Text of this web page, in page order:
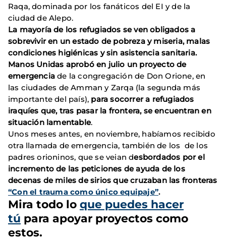
Raqa, dominada por los fanáticos del EI y de la
ciudad de Alepo.
La mayoría de los refugiados se ven obligados a
sobrevivir en un estado de pobreza y miseria, malas
condiciones higiénicas y sin asistencia sanitaria.
Manos Unidas aprobó en julio un proyecto de
emergencia de la congregación de Don Orione, en
las ciudades de Amman y Zarqa (la segunda más
importante del país), para socorrer a refugiados
iraquíes que, tras pasar la frontera, se encuentran en
situación lamentable.
Unos meses antes, en noviembre, habíamos recibido
otra llamada de emergencia, también de los de los
padres orioninos, que se veian desbordados por el
incremento de las peticiones de ayuda de los
decenas de miles de sirios que cruzaban las fronteras
“Con el trauma como único equipaje”.
Mira todo lo que puedes hacer
tú para apoyar proyectos como
estos.